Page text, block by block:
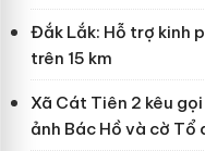
Đắk Lắk: Hỗ trợ kinh
trên 15 km
Xã Cát Tiên 2 kêu
ảnh Bác Hồ và cờ